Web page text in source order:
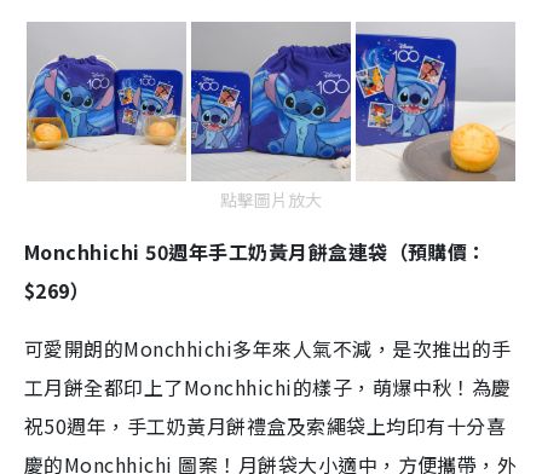
點擊圖片放大
Monchhichi 50週年手工奶黃月餅盒連袋（預購價：
$269）
可愛開朗的Monchhichi多年來人氣不減，是次推出的手
工月餅全都印上了Monchhichi的樣子，萌爆中秋！為慶
祝50週年，手工奶黃月餅禮盒及索繩袋上均印有十分喜
慶的Monchhichi 圖案！月餅袋大小適中，方便攜帶，外